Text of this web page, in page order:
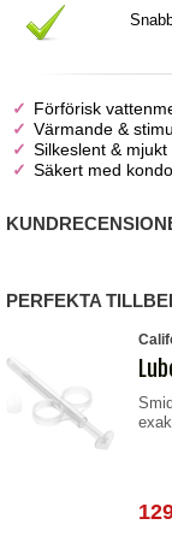
Förförisk
Värmande &
Silkeslent &
Säkert med
PERFEKTA